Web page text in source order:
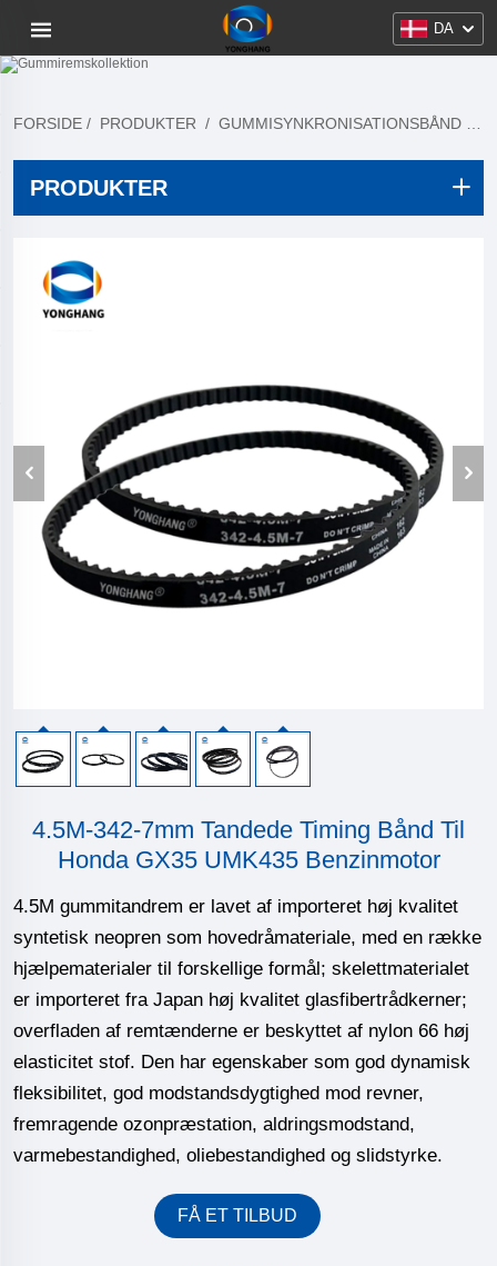
DA
FORSIDE / PRODUKTER / GUMMISYNKRONISATIONSBÅND
PRODUKTER
4.5M-342-7mm Tandede Timing Bånd Til
Honda GX35 UMK435 Benzinmotor
4.5M gummitandrem er lavet af importeret høj kvalitet
syntetisk neopren som hovedråmateriale, med en række
hjælpematerialer til forskellige formål; skelettmaterialet
er importeret fra Japan høj kvalitet glasfibertrådkerner;
overfladen af remtænderne er beskyttet af nylon 66 høj
elasticitet stof. Den har egenskaber som god dynamisk
fleksibilitet, god modstandsdygtighed mod revner,
fremragende ozonpræstation, aldringsmodstand,
varmebestandighed, oliebestandighed og slidstyrke.
FÅ ET TILBUD